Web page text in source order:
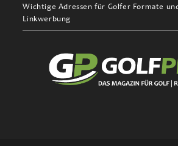
Wichtige Adressen für Golfer Formate
Linkwerbung